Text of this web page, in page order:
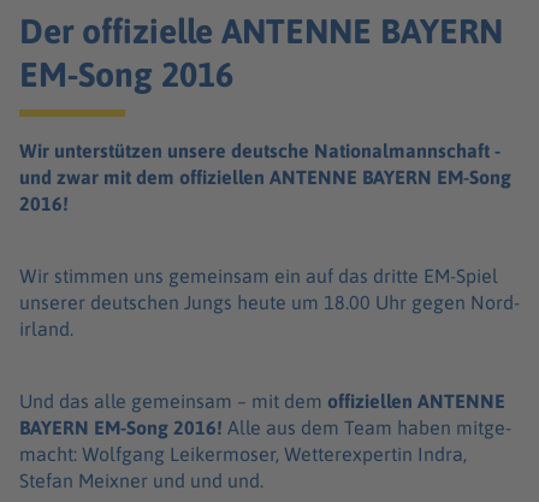
Der offizielle ANTENNE BAYERN
EM-Song 2016
Wir unterstützen unsere deutsche Nationalmannschaft -
und zwar mit dem offiziellen ANTENNE BAYERN EM-Song
2016!
Wir stim­men uns gemein­sam ein auf das dritte EM-Spiel
unse­rer deut­schen Jungs heute um 18.00 Uhr gegen Nord­
ir­land.
Und das alle gemein­sam – mit dem offi­zi­el­len ANTENNE
BAYERN EM-Song 2016! Alle aus dem Team haben mitge­
macht: Wolf­gang Leiker­mo­ser, Wetter­ex­per­tin Indra,
Stefan Meix­ner und und und.